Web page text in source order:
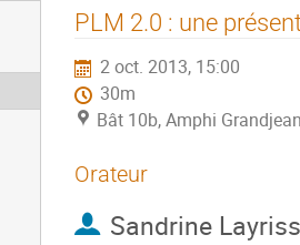
PLM 2.0 : une
2 oct. 2013, 15:00
30m
Bât 10b, Amphi
Orateur
Sandrine